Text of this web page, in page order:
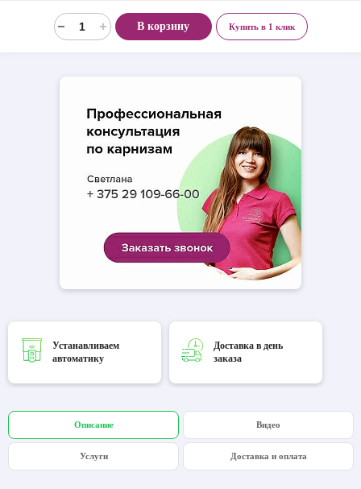
В корзину Купить в 1 клик
Устанавливаем
автоматику
Доставка в день
заказа
Описание Видео
Услуги Доставка и оплата